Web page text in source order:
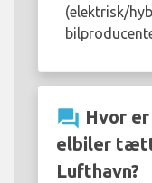
(elektrisk/
question_answer Hvor
elbiler
Lufthavn?